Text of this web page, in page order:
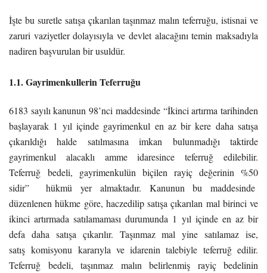
İşte bu suretle satışa çıkarılan taşınmaz malın teferruğu, istisnai ve
zaruri vaziyetler dolayısıyla ve devlet alacağını temin maksadıyla
nadiren başvurulan bir usuldür.
1.1. Gayrimenkullerin Teferruğu
6183 sayılı kanunun 98’nci maddesinde “İkinci artırma tarihinden
başlayarak 1 yıl içinde gayrimenkul en az bir kere daha satışa
çıkarıldığı halde satılmasına imkan bulunmadığı taktirde
gayrimenkul alacaklı amme idaresince teferruğ edilebilir.
Teferruğ bedeli, gayrimenkulün biçilen rayiç değerinin %50
sidir” hükmü yer almaktadır. Kanunun bu maddesinde
düzenlenen hükme göre, haczedilip satışa çıkarılan mal birinci ve
ikinci artırmada satılamaması durumunda 1 yıl içinde en az bir
defa daha satışa çıkarılır. Taşınmaz mal yine satılamaz ise,
satış komisyonu kararıyla ve idarenin talebiyle teferruğ edilir.
Teferruğ bedeli, taşınmaz malın belirlenmiş rayiç bedelinin